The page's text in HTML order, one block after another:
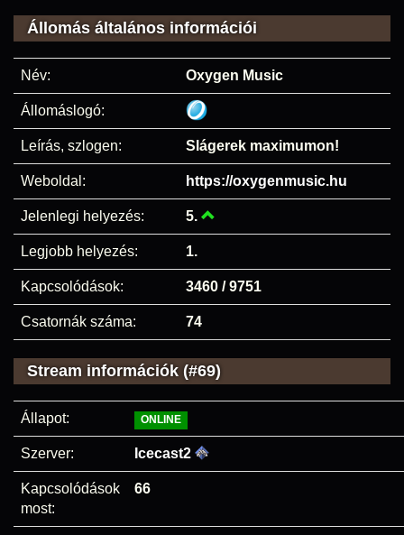
Állomás általános információi
Név: Oxygen Music
Állomáslogó:
Leírás, szlogen: Slágerek maximumon!
Weboldal: https://oxygenmusic.hu
Jelenlegi helyezés: 5.
Legjobb helyezés: 1.
Kapcsolódások: 3460 / 9751
Csatornák száma: 74
Stream információk (#69)
Állapot: ONLINE
Szerver: Icecast2
Kapcsolódások
most:
66